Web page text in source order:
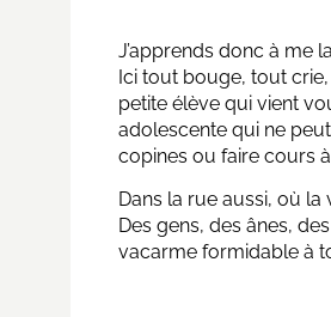
J’apprends donc à me
Ici tout bouge, tout crie,
petite élève qui vient
adolescente qui ne
copines ou faire cours
Dans la rue aussi, où
Des gens, des ânes,
vacarme formidable à